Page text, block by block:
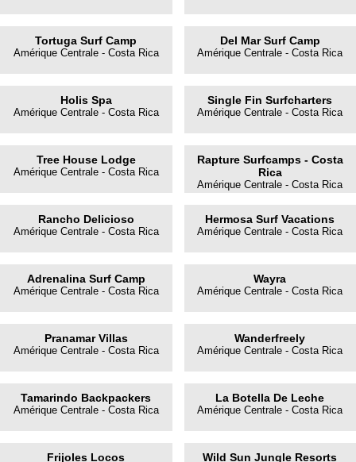
Tortuga Surf Camp
Amérique Centrale - Costa Rica
Del Mar Surf Camp
Amérique Centrale - Costa Rica
Holis Spa
Amérique Centrale - Costa Rica
Single Fin Surfcharters
Amérique Centrale - Costa Rica
Tree House Lodge
Amérique Centrale - Costa Rica
Rapture Surfcamps - Costa
Rica
Amérique Centrale - Costa Rica
Rancho Delicioso
Amérique Centrale - Costa Rica
Hermosa Surf Vacations
Amérique Centrale - Costa Rica
Adrenalina Surf Camp
Amérique Centrale - Costa Rica
Wayra
Amérique Centrale - Costa Rica
Pranamar Villas
Amérique Centrale - Costa Rica
Wanderfreely
Amérique Centrale - Costa Rica
Tamarindo Backpackers
Amérique Centrale - Costa Rica
La Botella De Leche
Amérique Centrale - Costa Rica
Frijoles Locos Wild Sun Jungle Resorts